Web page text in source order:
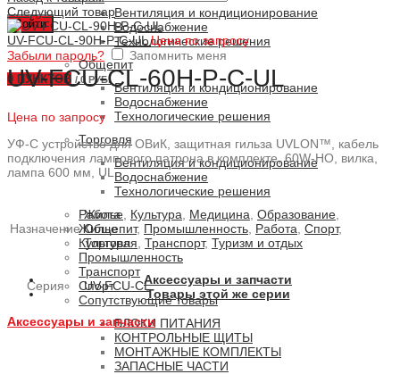
Войти
Забыли пароль? Запомнить меня
0 ПУНКТОВ / 0 РУБ.
Вентиляция и кондиционирование
Водоснабжение
Технологические решения
Общепит
Вентиляция и кондиционирование
Водоснабжение
Технологические решения
Торговля
Вентиляция и кондиционирование
Водоснабжение
Технологические решения
Работа
Жилье
Культура
Промышленность
Транспорт
Спорт
Сопутствующие товары
БЛОКИ ПИТАНИЯ
КОНТРОЛЬНЫЕ ЩИТЫ
МОНТАЖНЫЕ КОМПЛЕКТЫ
ЗАПАСНЫЕ ЧАСТИ
Следующий товар
UV-FCU-CL-90H-P-C-ULЦена по запросу
UV-FCU-CL-60H-P-C-UL
Цена по запросу
УФ-С устройство для ОВиК, защитная гильза UVLON™, кабель
подключения лампового патрона в комплекте, 60W-HO, вилка,
лампа 600 мм, UL
Назначение
Жилье Культура Медицина Образование
Общепит, Промышленность Работа Спорт,
Торговля Транспорт, Туризм и отдых
Серия UV-FCU-CLАксессуары и запчасти
Товары этой же серии
Аксессуары и запчасти